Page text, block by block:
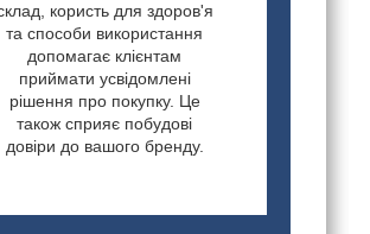
користь для здоров'я
та способи використання
допомагає клієнтам
приймати усвідомлені
рішення про покупку. Це
також сприяє побудові
довіри до вашого бренду.